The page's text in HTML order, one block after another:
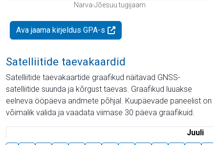
Narva-Jõesuu tugijaam
Ava jaama kirjeldus GPA-s
Satelliitide taevakaardid
Satelliitide taevakaartide graafikud näitavad GNSS-
satelliitide suunda ja kõrgust taevas. Graafikud luuakse
eelneva ööpäeva andmete põhjal. Kuupäevade paneelist on
võimalik valida ja vaadata viimase 30 päeva graafikuid.
Juuli